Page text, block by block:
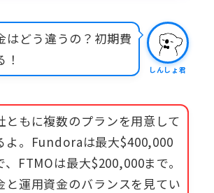
しんしょ君
はどう違うの？初期費
ともに複数のプランを用意して
よ。Fundoraは最大$400,000
、FTMOは最大$200,000まで。
と運用資金のバランスを見てい